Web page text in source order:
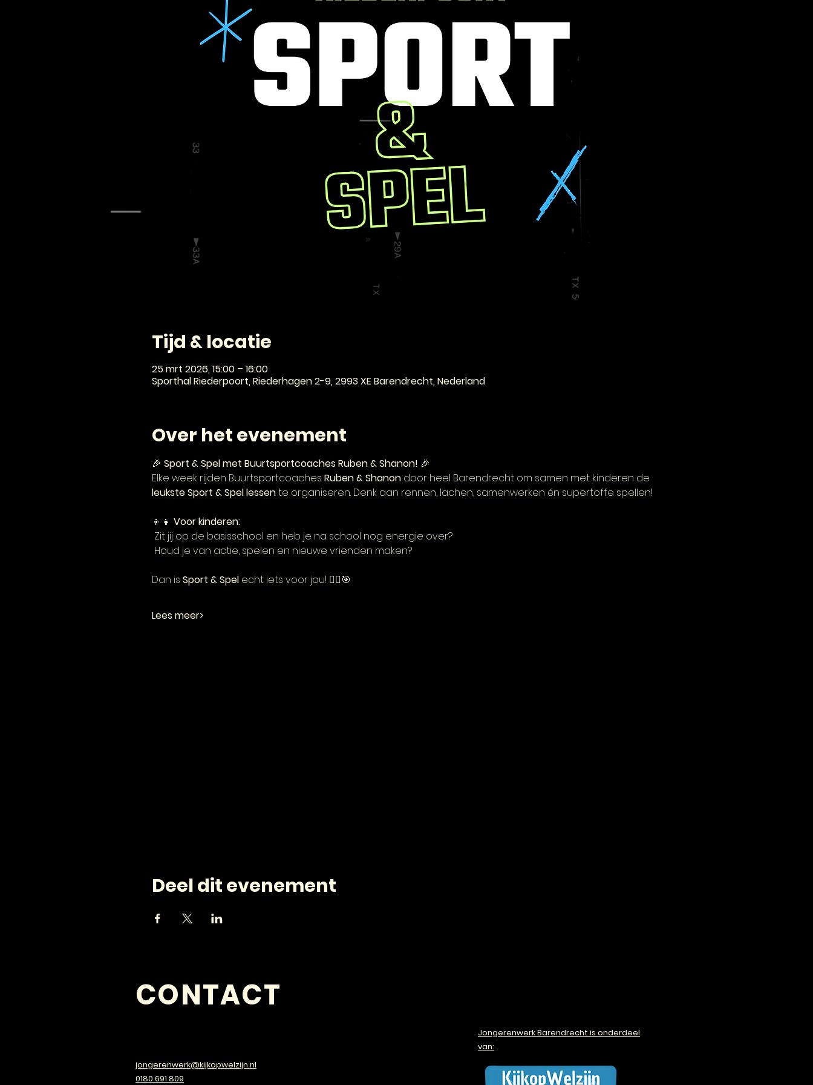
Tijd & locatie
25 mrt 2026, 15:00 – 16:00
Sporthal Riederpoort, Riederhagen 2-9, 2993 XE Barendrecht, Nederland
Over het evenement
🎉 Sport & Spel met Buurtsportcoaches Ruben & Shanon! 🎉
Elke week rijden Buurtsportcoaches Ruben & Shanon door heel Barendrecht om samen met kinderen de
leukste Sport & Spel lessen te organiseren. Denk aan rennen, lachen, samenwerken én supertoffe spellen!
👦👧 Voor kinderen:
Zit jij op de basisschool en heb je na school nog energie over?
Houd je van actie, spelen en nieuwe vrienden maken?
Dan is Sport & Spel echt iets voor jou! 🏃‍♂️🎯
Lees meer>
Deel dit evenement
jongerenwerk@kijkopwelzijn.nl
0180 691 809
Jongerenwerk Barendrecht is onderdeel
van:
CONTACT